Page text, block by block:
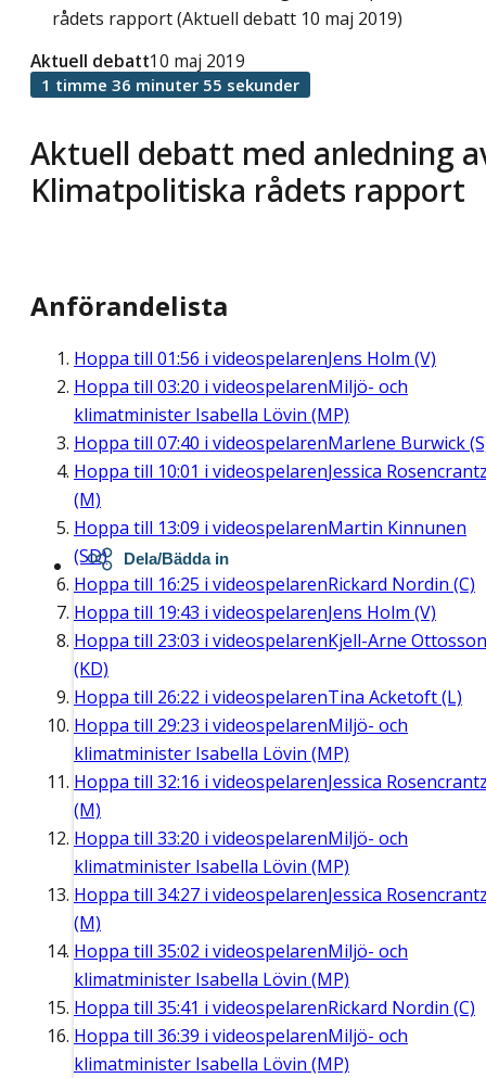
rådets rapport (Aktuell debatt 10 maj 2019)
Aktuell debatt med anledning
Klimatpolitiska rådets rapport
Aktuell debatt10 maj 2019
1 timme 36 minuter 55 sekunder
Anförandelista
Hoppa till 01:56 i videospelarenJens Holm (V)
Hoppa till 03:20 i videospelarenMiljö- och
klimatminister Isabella Lövin (MP)
Hoppa till 07:40 i videospelarenMarlene Burwick
Hoppa till 10:01 i videospelarenJessica
(M)
Hoppa till 13:09 i videospelarenMartin Kinnunen
(SD)
Hoppa till 16:25 i videospelarenRickard Nordin (C)
Hoppa till 19:43 i videospelarenJens Holm (V)
Hoppa till 23:03 i videospelarenKjell-Arne Ottosson
(KD)
Hoppa till 26:22 i videospelarenTina Acketoft (L)
Hoppa till 29:23 i videospelarenMiljö- och
klimatminister Isabella Lövin (MP)
Hoppa till 32:16 i videospelarenJessica
(M)
Hoppa till 33:20 i videospelarenMiljö- och
klimatminister Isabella Lövin (MP)
Hoppa till 34:27 i videospelarenJessica
(M)
Hoppa till 35:02 i videospelarenMiljö- och
klimatminister Isabella Lövin (MP)
Hoppa till 35:41 i videospelarenRickard Nordin (C)
Hoppa till 36:39 i videospelarenMiljö- och
klimatminister Isabella Lövin (MP)
Dela/Bädda in